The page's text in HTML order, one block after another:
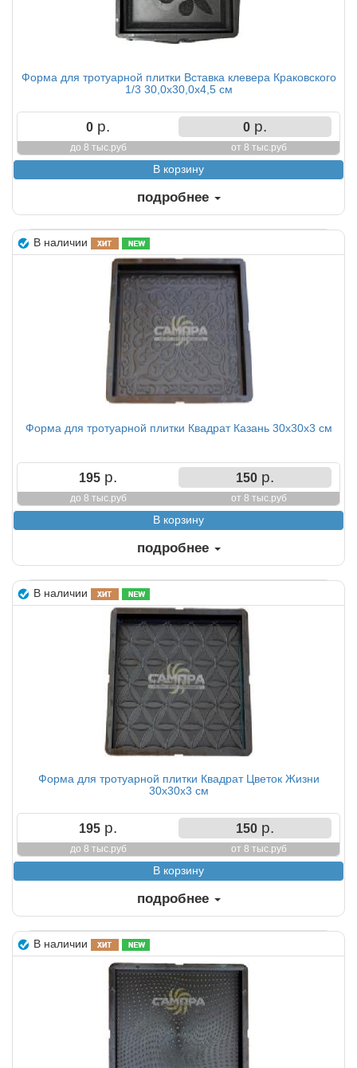
Форма для тротуарной плитки Вставка клевера Краковского
1/3 30,0х30,0х4,5 см
0 р.
до 8 тыс.руб
0р.
от 8 тыс.руб
подробнее
В наличии
Форма для тротуарной плитки Квадрат Казань 30х30х3 см
195 р.
до 8 тыс.руб
150р.
от 8 тыс.руб
подробнее
В наличии
Форма для тротуарной плитки Квадрат Цветок Жизни
30х30х3 см
195 р.
до 8 тыс.руб
150р.
от 8 тыс.руб
подробнее
В наличии